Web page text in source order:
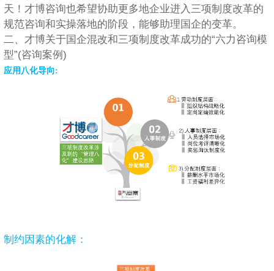
天！才博咨询也希望协助更多地企业进入三项制度改革的
规范咨询和实操落地的阶段，能够助理国企的变革。
二、才博关于国企混改和三项制度改革成功的“六力咨询模
型”(咨询案例)
应用八化导向:
制约因素的化解：